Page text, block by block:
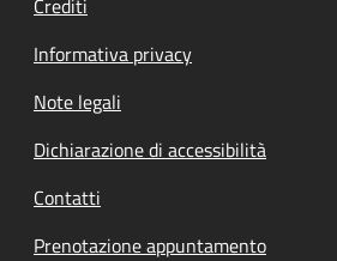
Informativa privacy
Note legali
Dichiarazione di accessibilità
Contatti
Prenotazione appuntamento